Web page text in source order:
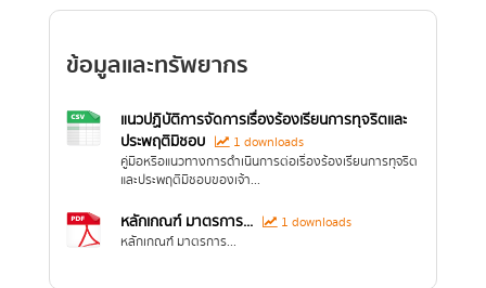
ข้อมูลและทรัพยากร
แนวปฏิบัติการจัดการเรื่องร้องเรียนการทุจริตและ
ประพฤติมิชอบ
1 downloads
คู่มือหรือแนวทางการดำเนินการต่อเรื่องร้องเรียนการทุจริต
และประพฤติมิชอบของเจ้า...
หลักเกณฑ์ มาตรการ...
1 downloads
หลักเกณฑ์ มาตรการ...